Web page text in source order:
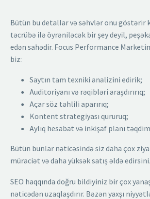
Bütün bu detallar və səhvlər onu göstərir
təcrübə ilə öyrəniləcək bir şey deyil,
edən sahədir. Focus Performance
biz:
Saytın tam texniki analizini edirik;
Auditoriyanı və rəqibləri araşdırırıq;
Açar söz təhlili aparırıq;
Kontent strategiyası qururuq;
Aylıq hesabat və inkişaf planı
Bütün bunlar nəticəsində siz daha çox
müraciət və daha yüksək satış əldə
SEO haqqında doğru bildiyiniz bir çox
nəticədən uzaqlaşdırır. Bəzən yaxşı